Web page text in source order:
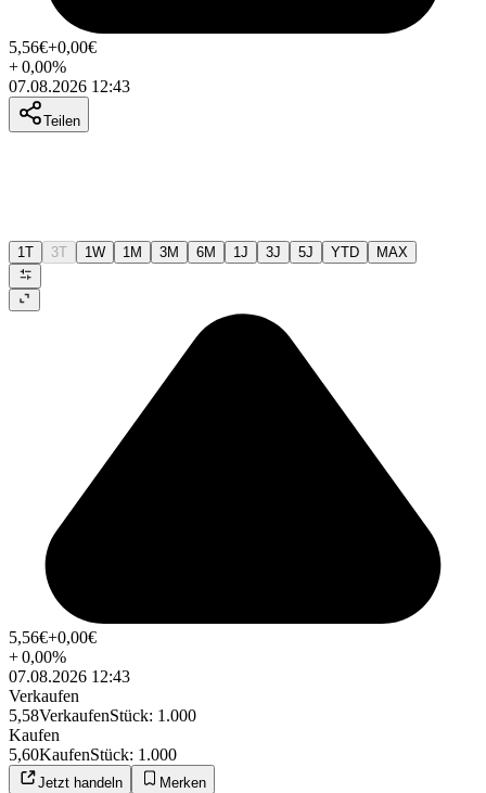
5,56€+0,00€
+0,00%
07.08.2026 12:43
Teilen
1T 3T 1W 1M 3M 6M 1J 3J 5J YTD MAX
5,56€+0,00€
+0,00%
07.08.2026 12:43
Verkaufen
5,58VerkaufenStück: 1.000
Kaufen
5,60KaufenStück: 1.000
Jetzt handeln Merken